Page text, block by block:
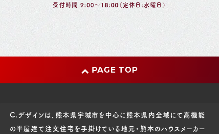
受付時間 9:00～18:00（定休日:水曜日）
PAGE TOP
C.デザインは、熊本県宇城市を中心に熊本県内全域にて高機能
の平屋建て注文住宅を手掛けている地元・熊本のハウスメーカー